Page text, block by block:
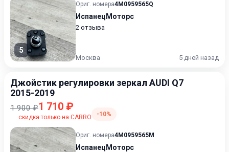
5
Ориг. номера4M0959565Q
ИспанецМоторс
2 отзыва
Москва 5 дней назад
Джойстик регулировки зеркал AUDI Q7
2015-2019
1 900 ₽1 710 ₽
скидка только на CARRO -10%
Ориг. номера4M0959565M
ИспанецМоторс